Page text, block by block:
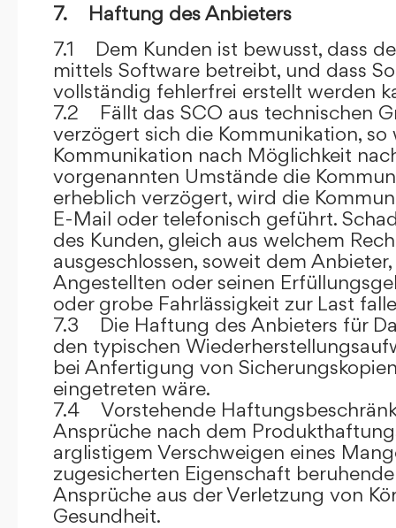
7. Haftung des Anbieters
7.1 Dem Kunden ist bewusst, dass
mittels Software betreibt, und dass
vollständig fehlerfrei erstellt werden
7.2 Fällt das SCO aus technischen
verzögert sich die Kommunikation, so
Kommunikation nach Möglichkeit
vorgenannten Umstände die
erheblich verzögert, wird die
E-Mail oder telefonisch geführt.
des Kunden, gleich aus welchem
ausgeschlossen, soweit dem
Angestellten oder seinen
oder grobe Fahrlässigkeit zur Last
7.3 Die Haftung des Anbieters für
den typischen
bei Anfertigung von
eingetreten wäre.
7.4 Vorstehende
Ansprüche nach dem
arglistigem Verschweigen eines
zugesicherten Eigenschaft
Ansprüche aus der Verletzung von
Gesundheit.